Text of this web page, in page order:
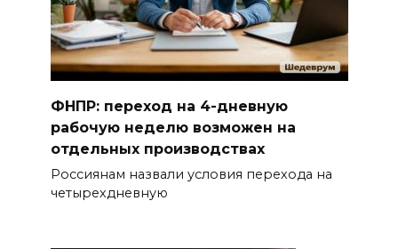
ФНПР: переход на 4-дневную
рабочую неделю возможен на
отдельных производствах
Россиянам назвали условия перехода на
четырехдневную